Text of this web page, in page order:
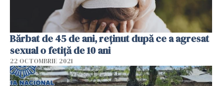
Bărbat de 45 de ani, reţinut după ce a agresat
sexual o fetiță de 10 ani
22 OCTOMBRIE 2021